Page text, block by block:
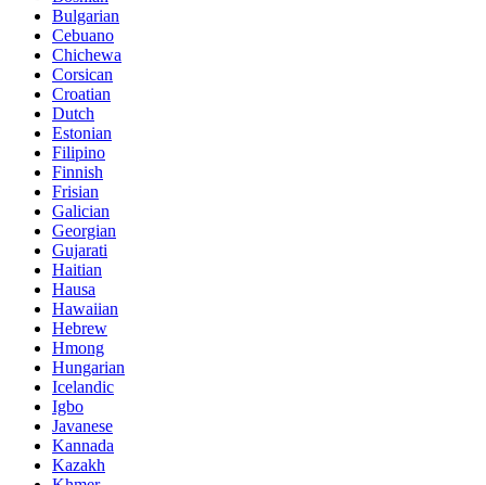
Bulgarian
Cebuano
Chichewa
Corsican
Croatian
Dutch
Estonian
Filipino
Finnish
Frisian
Galician
Georgian
Gujarati
Haitian
Hausa
Hawaiian
Hebrew
Hmong
Hungarian
Icelandic
Igbo
Javanese
Kannada
Kazakh